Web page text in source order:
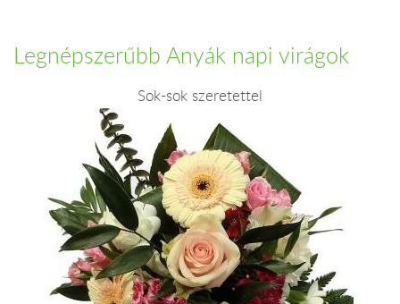
Legnépszerűbb Anyák napi virágok
Sok-sok szeretettel